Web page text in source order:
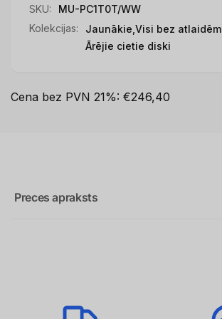
SKU:
MU-PC1T0T/WW
Kolekcijas:
Jaunākie, Visi bez atlaidēm,
Ārējie cietie diski
Cena bez PVN 21%: €246,40
Preces apraksts